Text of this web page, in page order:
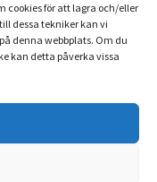
cookies för att lagra och/eller
dessa tekniker kan vi
denna webbplats. Om du
kan detta påverka vissa